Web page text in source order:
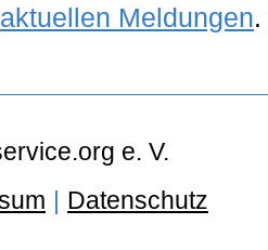
aktuellen Meldungen.
e. V.
Datenschutz